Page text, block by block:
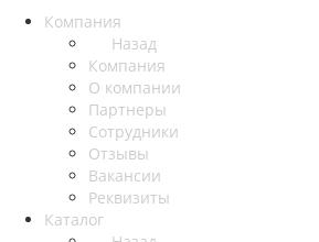
Компания
Назад
Компания
О компании
Партнеры
Сотрудники
Отзывы
Вакансии
Реквизиты
Каталог